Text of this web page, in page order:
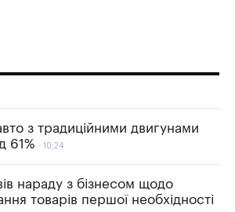
з традиційними двигунами
61%
10:24
нараду з бізнесом щодо
товарів першої необхідності